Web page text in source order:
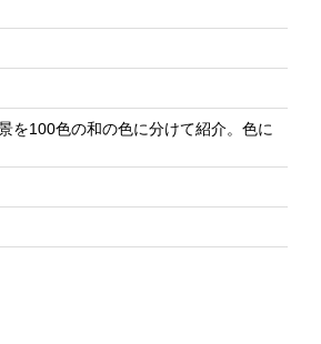
を100色の和の色に分けて紹介。色に